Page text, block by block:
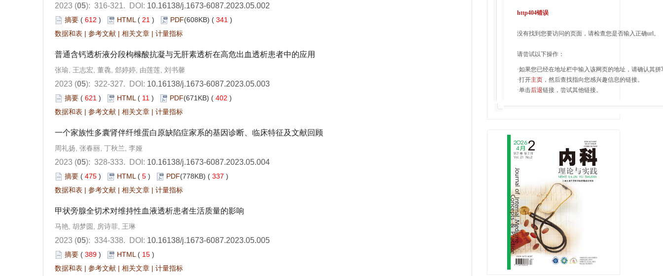
2023 (05): 316-321. DOI: 10.16138/j.1673-6087.2023.05.002
摘要 ( 612 ) HTML ( 21 ) PDF(608KB) ( 341 )
数据和表 | 参考文献 | 相关文章 | 计量指标
普通含钙透析液分段枸橼酸抗凝与无肝素透析在高危出血透析患者中的应用
张瑜, 王志宏, 董毳, 郐婷婷, 由莲莲, 刘书馨
2023 (05): 322-327. DOI: 10.16138/j.1673-6087.2023.05.003
摘要 ( 621 ) HTML ( 11 ) PDF(671KB) ( 402 )
数据和表 | 参考文献 | 相关文章 | 计量指标
一个家族性多囊肾伴纤维蛋白原缺陷症家系的基因诊断、临床特征及文献回顾
周礼扬, 张春丽, 丁秋兰, 李娅
2023 (05): 328-333. DOI: 10.16138/j.1673-6087.2023.05.004
摘要 ( 475 ) HTML ( 5 ) PDF(778KB) ( 337 )
数据和表 | 参考文献 | 相关文章 | 计量指标
甲状旁腺全切术对维持性血液透析患者生活质量的影响
马艳, 胡梦圆, 房诗菲, 王琳
2023 (05): 334-338. DOI: 10.16138/j.1673-6087.2023.05.005
摘要 ( 389 ) HTML ( 15 )
数据和表 | 参考文献 | 相关文章 | 计量指标
http404错误
没有找到您要访问的页面，请检查您是否输入正确url。
请尝试以下操作：
·如果您已经在地址栏中输入该网页的地址，请确认其拼
·打开主页 ，然后查找指向您感兴趣信息的链接。
·单击后退链接，尝试其他链接。